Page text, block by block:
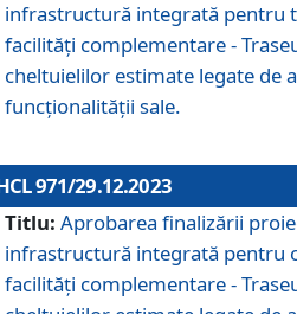
infrastructură integrată pentru
facilități complementare -
cheltuielilor estimate legate de
funcționalității sale.
971/29.12.2023
Titlu: Aprobarea finalizării
infrastructură integrată pentru
facilităţi complementare -